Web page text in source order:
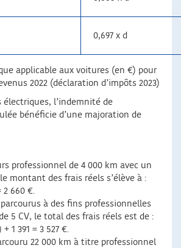
0,697 x d
applicable aux voitures (en €) pour
2022 (déclaration d’impôts 2023)
électriques, l’indemnité de
bénéficie d’une majoration de
professionnel de 4 000 km avec un
montant des frais réels s’élève à :
2 660 €.
à des fins professionnelles
5 CV, le total des frais réels est de :
1 391 = 3 527 €.
22 000 km à titre professionnel